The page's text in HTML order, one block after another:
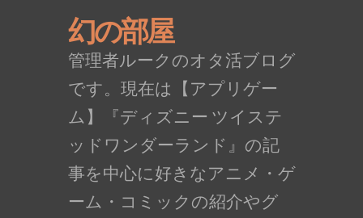
幻の部屋
管理者ルークのオタ活ブログ
です。現在は【アプリゲー
ム】『ディズニー ツイステ
ッドワンダーランド』の記
事を中心に好きなアニメ・ゲ
ーム・コミックの紹介やグ